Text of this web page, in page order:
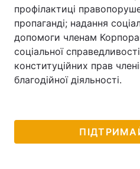
профілактиці
пропаганді; надання
допомоги членам
соціальної
конституційних прав
благодійної діяльності.